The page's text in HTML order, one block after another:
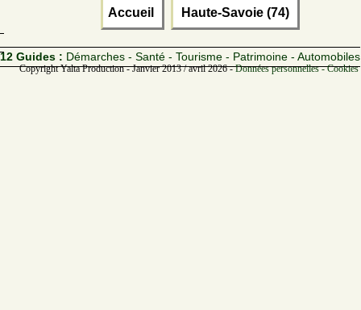
Accueil Haute-Savoie (74)
12 Guides : Démarches - Santé - Tourisme - Patrimoine - Automobiles
Copyright Yalta Production - Janvier 2013 / avril 2026 -Données personnelles -